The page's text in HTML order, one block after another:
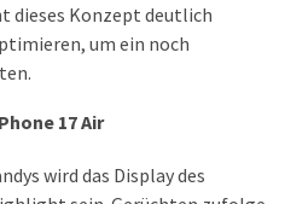
dieses Konzept deutlich
um ein noch
17 Air
wird das Display des